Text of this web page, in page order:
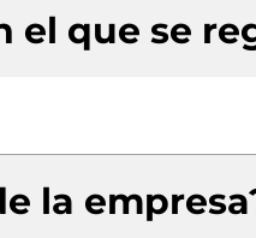
el que se
la